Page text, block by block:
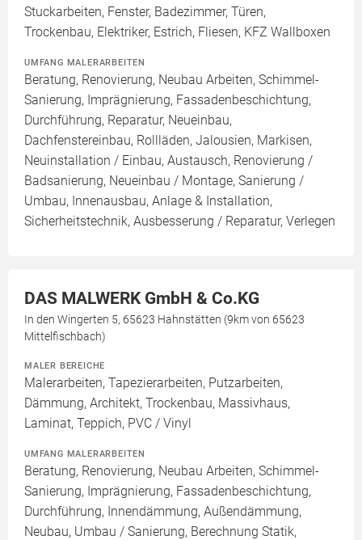
Stuckarbeiten, Fenster, Badezimmer, Türen,
Trockenbau, Elektriker, Estrich, Fliesen, KFZ Wallboxen
UMFANG MALERARBEITEN
Beratung, Renovierung, Neubau Arbeiten, Schimmel-
Sanierung, Imprägnierung, Fassadenbeschichtung,
Durchführung, Reparatur, Neueinbau,
Dachfenstereinbau, Rollläden, Jalousien, Markisen,
Neuinstallation / Einbau, Austausch, Renovierung /
Badsanierung, Neueinbau / Montage, Sanierung /
Umbau, Innenausbau, Anlage & Installation,
Sicherheitstechnik, Ausbesserung / Reparatur, Verlegen
DAS MALWERK GmbH & Co.KG
In den Wingerten 5, 65623 Hahnstätten (9km von 65623
Mittelfischbach)
MALER BEREICHE
Malerarbeiten, Tapezierarbeiten, Putzarbeiten,
Dämmung, Architekt, Trockenbau, Massivhaus,
Laminat, Teppich, PVC / Vinyl
UMFANG MALERARBEITEN
Beratung, Renovierung, Neubau Arbeiten, Schimmel-
Sanierung, Imprägnierung, Fassadenbeschichtung,
Durchführung, Innendämmung, Außendämmung,
Neubau, Umbau / Sanierung, Berechnung Statik,